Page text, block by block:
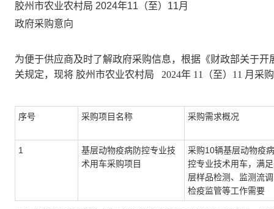
胶州市农业农村局 2024年11（至）11月
政府采购意向
为便于供应商及时了解政府采购信息，根据《财政部关于
关规定，现将 胶州市农业农村局 2024年 11（至）11 月采
序号 采购项目名称 采购需求概况
1
基层动物疫病防控专业技
术用车采购项目
采购10辆基层动物疫
控专业技术用车，满
层样品检测、监测流
检疫监管等工作需要